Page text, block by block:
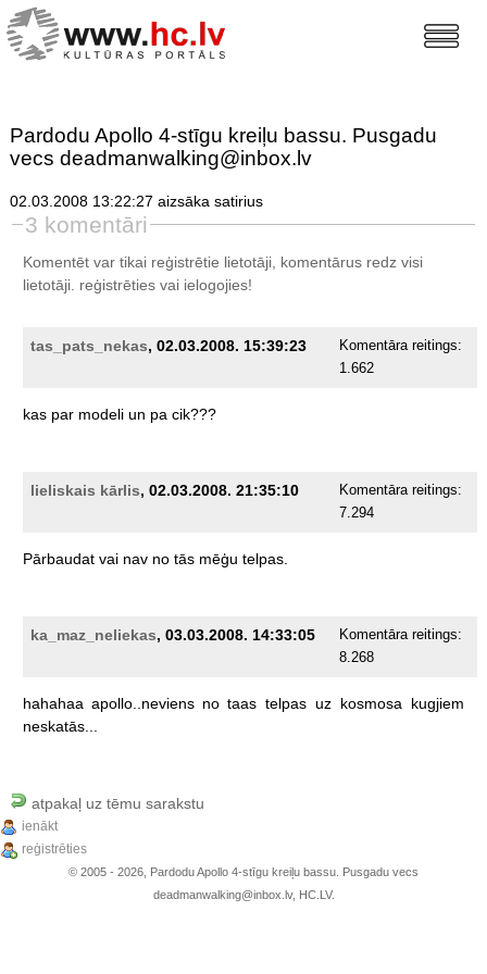
Pardodu Apollo 4-stīgu kreiļu bassu. Pusgadu
vecs deadmanwalking@inbox.lv
02.03.2008 13:22:27 aizsāka satirius
3 komentāri
Komentēt var tikai reģistrētie lietotāji, komentārus redz visi
lietotāji. reģistrētiesvai ielogojies!
tas_pats_nekas, 02.03.2008. 15:39:23
Komentāra reitings:
1.662
kas par modeli un pa cik???
lieliskais kārlis, 02.03.2008. 21:35:10
Komentāra reitings:
7.294
Pārbaudat vai nav no tās mēģu telpas.
ka_maz_neliekas, 03.03.2008. 14:33:05
Komentāra reitings:
8.268
hahahaa apollo..neviens no taas telpas uz kosmosa
kugjiem
neskatās...
atpakaļ uz tēmu sarakstu
ienākt
reģistrēties
© 2005 - 2026, Pardodu Apollo 4-stīgu kreiļu bassu. Pusgadu vecs
deadmanwalking@inbox.lv, HC.LV.